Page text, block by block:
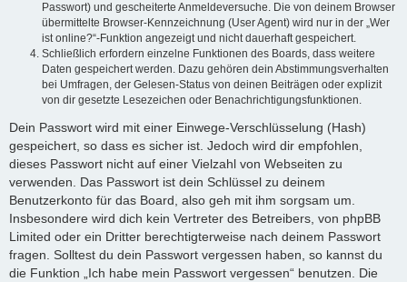
Passwort) und gescheiterte Anmeldeversuche. Die von deinem Browser
übermittelte Browser-Kennzeichnung (User Agent) wird nur in der „Wer
ist online?“-Funktion angezeigt und nicht dauerhaft gespeichert.
Schließlich erfordern einzelne Funktionen des Boards, dass weitere
Daten gespeichert werden. Dazu gehören dein Abstimmungsverhalten
bei Umfragen, der Gelesen-Status von deinen Beiträgen oder explizit
von dir gesetzte Lesezeichen oder Benachrichtigungsfunktionen.
Dein Passwort wird mit einer Einwege-Verschlüsselung (Hash)
gespeichert, so dass es sicher ist. Jedoch wird dir empfohlen,
dieses Passwort nicht auf einer Vielzahl von Webseiten zu
verwenden. Das Passwort ist dein Schlüssel zu deinem
Benutzerkonto für das Board, also geh mit ihm sorgsam um.
Insbesondere wird dich kein Vertreter des Betreibers, von phpBB
Limited oder ein Dritter berechtigterweise nach deinem Passwort
fragen. Solltest du dein Passwort vergessen haben, so kannst du
die Funktion „Ich habe mein Passwort vergessen“ benutzen. Die